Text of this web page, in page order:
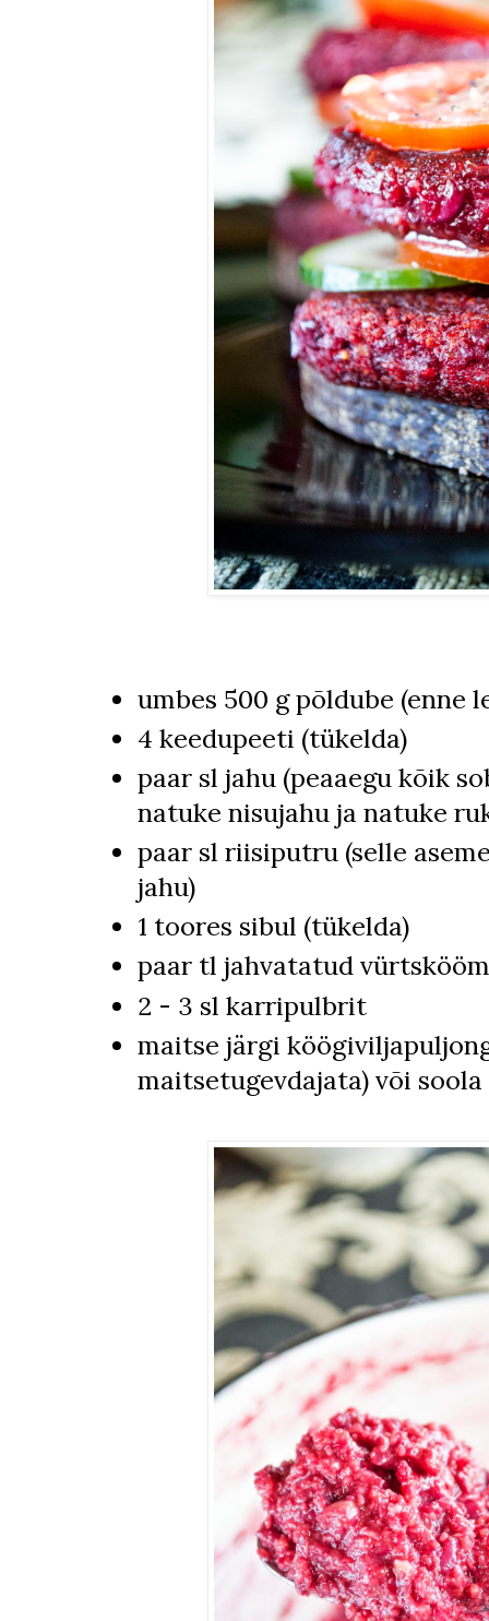
umbes 500 g põldube (enne
4 keedupeeti (tükelda)
paar sl jahu (peaaegu kõik
natuke nisujahu ja natuke
paar sl riisiputru (selle
jahu)
1 toores sibul (tükelda)
paar tl jahvatatud
2 - 3 sl karripulbrit
maitse järgi
maitsetugevdajata) või soola